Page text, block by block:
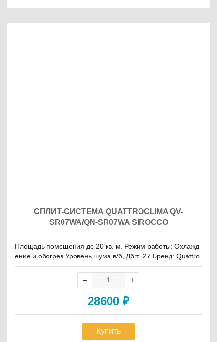
СПЛИТ-СИСТЕМА QUATTROCLIMA QV-
SR07WA/QN-SR07WA SIROCCO
Площадь помещения до 20 кв. м. Режим работы: Охлажд
ение и обогрев Уровень шума в/б, Дб:т 27 Бренд: Quattro
clima
28600 ₽
Купить